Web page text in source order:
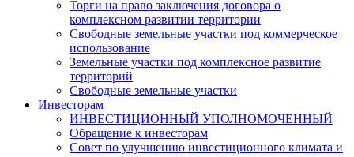
Торги на право заключения договора о
комплексном развитии территории
Свободные земельные участки под коммерческое
использование
Земельные участки под комплексное развитие
территорий
Свободные земельные участки
Инвесторам
ИНВЕСТИЦИОННЫЙ УПОЛНОМОЧЕННЫЙ
Обращение к инвесторам
Совет по улучшению инвестиционного климата и